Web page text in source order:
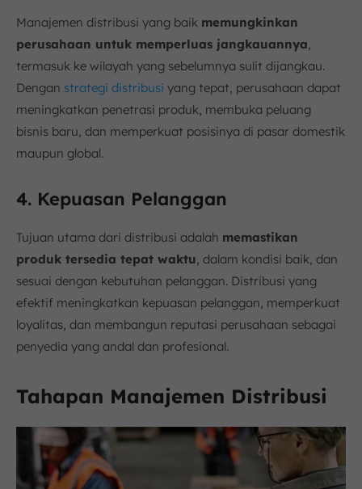
Manajemen distribusi yang baik memungkinkan
perusahaan untuk memperluas jangkauannya
termasuk ke wilayah yang sebelumnya sulit dijangkau.
Dengan strategi distribusi yang tepat, perusahaan dapat
meningkatkan penetrasi produk, membuka peluang
bisnis baru, dan memperkuat posisinya di pasar domestik
maupun global.
4. Kepuasan Pelanggan
Tujuan utama dari distribusi adalah memastikan
produk tersedia tepat waktu , dalam kondisi baik, dan
sesuai dengan kebutuhan pelanggan. Distribusi yang
efektif meningkatkan kepuasan pelanggan, memperkuat
loyalitas, dan membangun reputasi perusahaan sebagai
penyedia yang andal dan profesional.
Tahapan Manajemen Distribusi